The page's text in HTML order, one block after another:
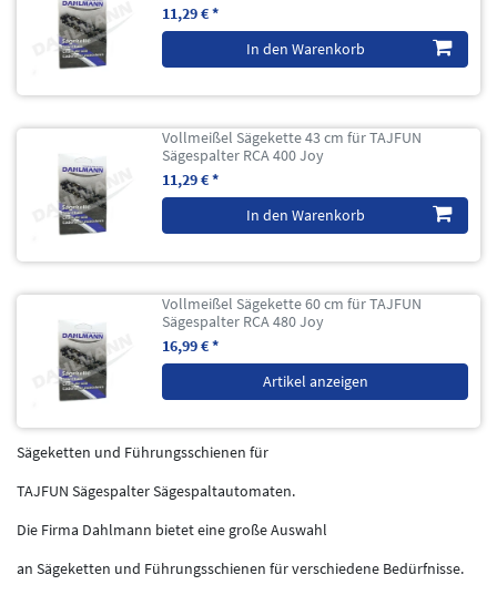
11,29 € *
In den Warenkorb
Vollmeißel Sägekette 43 cm für TAJFUN
Sägespalter RCA 400 Joy
11,29 € *
In den Warenkorb
Vollmeißel Sägekette 60 cm für TAJFUN
Sägespalter RCA 480 Joy
16,99 € *
Artikel anzeigen
Sägeketten und Führungsschienen für
TAJFUN Sägespalter Sägespaltautomaten.
Die Firma Dahlmann bietet eine große Auswahl
an Sägeketten und Führungsschienen für verschiedene Bedürfnisse.